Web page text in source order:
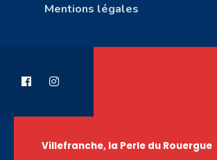
Mentions légales
Villefranche, la Perle du Rouergue